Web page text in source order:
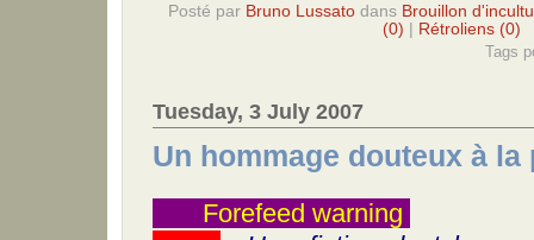
Posté par Bruno Lussatodans Brouillon
(0)
Rétroliens (0)
Tags
Tuesday, 3 July 2007
Un hommage douteux à
Forefeed warning